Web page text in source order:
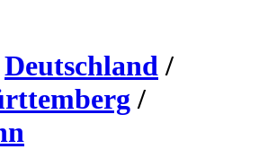
Deutschland/
/